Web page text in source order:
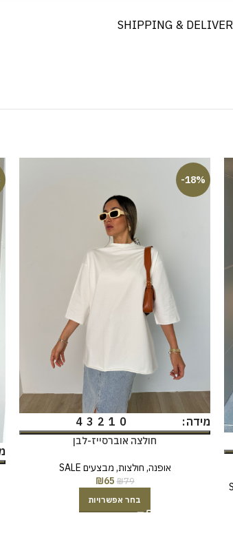
SHIPPING &
-18%
מידה 0
1
2
3
4
חולצה אוברסייז-לבן
אופנה, חולצות, מבצעים SALE
₪79
₪65
בחר אפשרויות